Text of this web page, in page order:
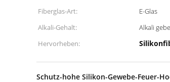
Fiberglas-Art:
E-Glas
Alkali-Gehalt:
Alkali
Hervorheben:
Schutz-hohe Silikon-Gewebe-Feuer-